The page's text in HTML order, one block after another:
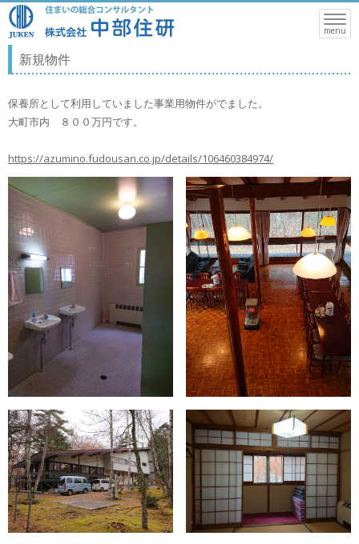
Toggle
menu
新規物件
保養所として利用していました事業用物件がでました。
大町市内 ８００万円です。
https://azumino.fudousan.co.jp/details/106460384974/